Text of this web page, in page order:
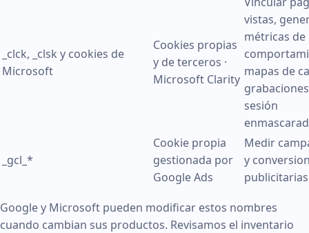
_clck, _clsk y cookies de
Microsoft
Cookies propias
y de terceros ·
Microsoft Clarity
vistas,
métricas de
mapas de
sesión
_gcl_*
Cookie propia
gestionada por
Google Ads
Medir
y
Google y Microsoft pueden modificar estos nombres
cuando cambian sus productos. Revisamos el inventario